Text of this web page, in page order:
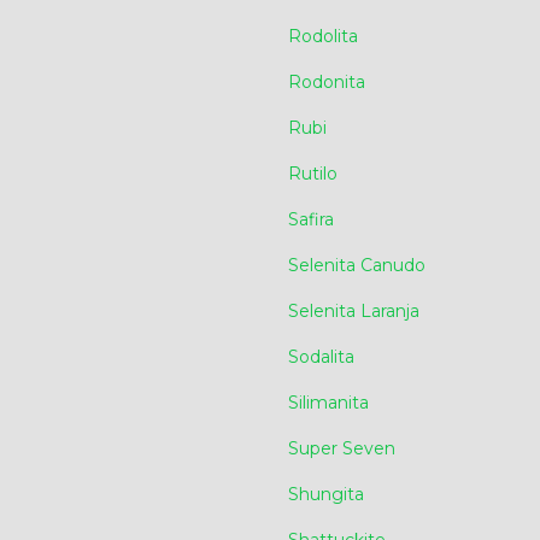
Rodolita
Rodonita
Rubi
Rutilo
Safira
Selenita Canudo
Selenita Laranja
Sodalita
Silimanita
Super Seven
Shungita